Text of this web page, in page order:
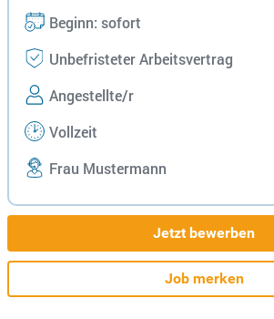
Beginn: sofort
Unbefristeter Arbeitsvertrag
Angestellte/r
Vollzeit
Frau Mustermann
Jetzt bewerben
Job merken